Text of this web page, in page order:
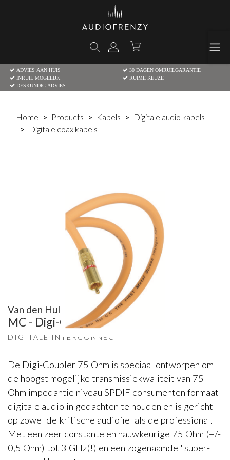
ADVIES AAN HUIS
30 DAGEN OMRUILGARANTIE
INRUIL MOGELIJK
RUIME KEUZE
DESKUNDIG ADVIES
Home Products Kabels
Digitale audio kabels
Digitale coax kabels
Van den Hul
MC - Digi-Coupler 75 Ohm
DIGITALE INTERCONNECT
De Digi-Coupler 75 Ohm is speciaal ontworpen om
de hoogst mogelijke transmissiekwaliteit van 75
Ohm impedantie niveau SPDIF consumenten formaat
digitale audio in gedachten te houden en is gericht
op zowel de kritische audiofiel als de professional.
Met een zeer constante en nauwkeurige 75 Ohm (+/-
0,5 Ohm) tot 3 GHz(!) en een zogenaamde "super-